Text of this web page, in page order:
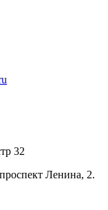
32
Ленина, 2.